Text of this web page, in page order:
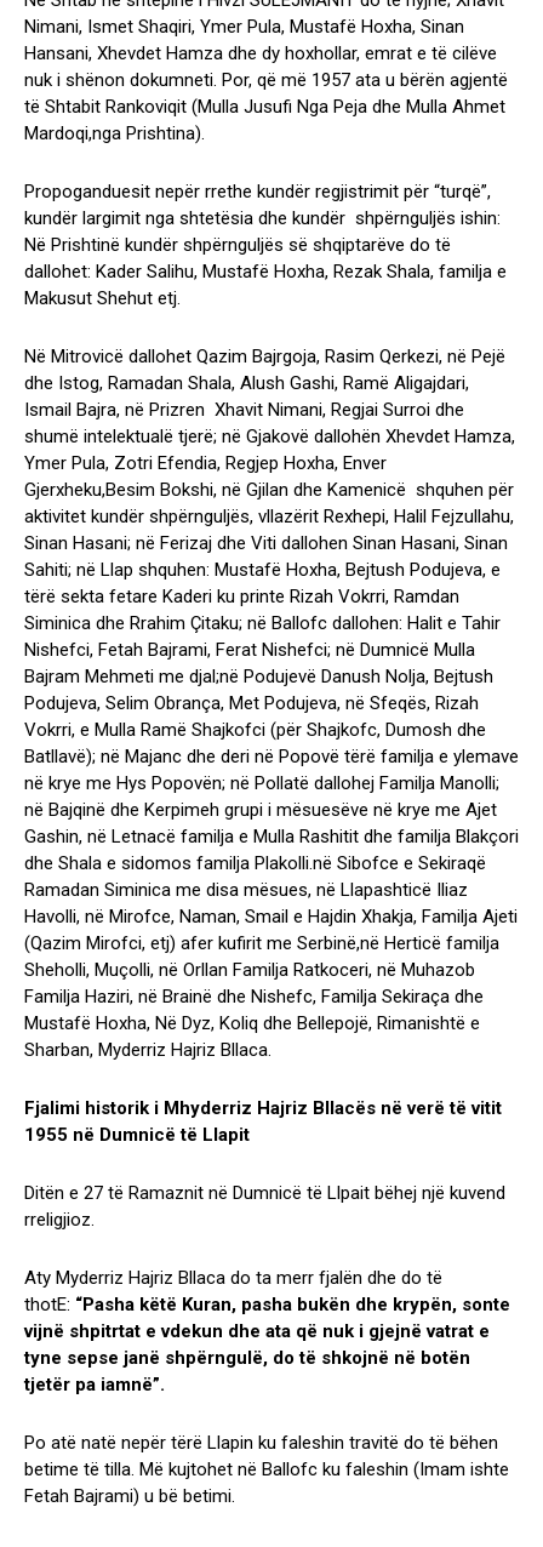
Nimani, Ismet Shaqiri, Ymer Pula, Mustafë Hoxha, Sinan
Hansani, Xhevdet Hamza dhe dy hoxhollar, emrat e të cilëve
nuk i shënon dokumneti. Por, që më 1957 ata u bërën agjentë
të Shtabit Rankoviqit (Mulla Jusufi Nga Peja dhe Mulla Ahmet
Mardoqi,nga Prishtina).
Propoganduesit nepër rrethe kundër regjistrimit për “turqë”,
kundër largimit nga shtetësia dhe kundër shpërnguljës ishin:
Në Prishtinë kundër shpërnguljës së shqiptarëve do të
dallohet: Kader Salihu, Mustafë Hoxha, Rezak Shala, familja e
Makusut Shehut etj.
Në Mitrovicë dallohet Qazim Bajrgoja, Rasim Qerkezi, në Pejë
dhe Istog, Ramadan Shala, Alush Gashi, Ramë Aligajdari,
Ismail Bajra, në Prizren Xhavit Nimani, Regjai Surroi dhe
shumë intelektualë tjerë; në Gjakovë dallohën Xhevdet Hamza,
Ymer Pula, Zotri Efendia, Regjep Hoxha, Enver
Gjerxheku,Besim Bokshi, në Gjilan dhe Kamenicë shquhen për
aktivitet kundër shpërnguljës, vllazërit Rexhepi, Halil Fejzullahu,
Sinan Hasani; në Ferizaj dhe Viti dallohen Sinan Hasani, Sinan
Sahiti; në Llap shquhen: Mustafë Hoxha, Bejtush Podujeva, e
tërë sekta fetare Kaderi ku printe Rizah Vokrri, Ramdan
Siminica dhe Rrahim Çitaku; në Ballofc dallohen: Halit e Tahir
Nishefci, Fetah Bajrami, Ferat Nishefci; në Dumnicë Mulla
Bajram Mehmeti me djal;në Podujevë Danush Nolja, Bejtush
Podujeva, Selim Obrança, Met Podujeva, në Sfeqës, Rizah
Vokrri, e Mulla Ramë Shajkofci (për Shajkofc, Dumosh dhe
Batllavë); në Majanc dhe deri në Popovë tërë familja e ylemave
në krye me Hys Popovën; në Pollatë dallohej Familja Manolli;
në Bajqinë dhe Kerpimeh grupi i mësuesëve në krye me Ajet
Gashin, në Letnacë familja e Mulla Rashitit dhe familja Blakçori
dhe Shala e sidomos familja Plakolli.në Sibofce e Sekiraqë
Ramadan Siminica me disa mësues, në Llapashticë Iliaz
Havolli, në Mirofce, Naman, Smail e Hajdin Xhakja, Familja Ajeti
(Qazim Mirofci, etj) afer kufirit me Serbinë,në Herticë familja
Sheholli, Muçolli, në Orllan Familja Ratkoceri, në Muhazob
Familja Haziri, në Brainë dhe Nishefc, Familja Sekiraça dhe
Mustafë Hoxha, Në Dyz, Koliq dhe Bellepojë, Rimanishtë e
Sharban, Myderriz Hajriz Bllaca.
Fjalimi historik i Mhyderriz Hajriz Bllacës në verë të vitit
1955 në Dumnicë të Llapit
Ditën e 27 të Ramaznit në Dumnicë të Llpait bëhej një kuvend
rreligjioz.
Aty Myderriz Hajriz Bllaca do ta merr fjalën dhe do të
thotE: “Pasha këtë Kuran, pasha bukën dhe krypën, sonte
vijnë shpitrtat e vdekun dhe ata që nuk i gjejnë vatrat e
tyne sepse janë shpërngulë, do të shkojnë në botën
tjetër pa iamnë”.
Po atë natë nepër tërë Llapin ku faleshin travitë do të bëhen
betime të tilla. Më kujtohet në Ballofc ku faleshin (Imam ishte
Fetah Bajrami) u bë betimi.